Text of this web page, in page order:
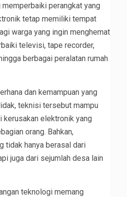
perangkat yang
tetap memiliki tempat
warga yang ingin menghemat
televisi, tape recorder,
berbagai peralatan rumah
dan kemampuan yang
teknisi tersebut mampu
elektronik yang
orang. Bahkan,
tidak hanya berasal dari
juga dari sejumlah desa lain
teknologi memang